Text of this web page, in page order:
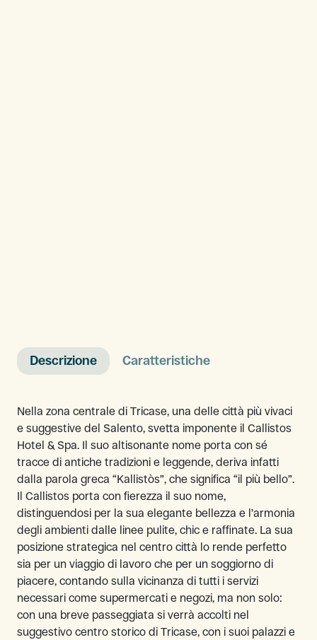
Descrizione Caratteristiche
Nella zona centrale di Tricase, una delle città più vivaci
e suggestive del Salento, svetta imponente il Callistos
Hotel & Spa. Il suo altisonante nome porta con sé
tracce di antiche tradizioni e leggende, deriva infatti
dalla parola greca “Kallistòs”, che significa “il più bello”.
Il Callistos porta con fierezza il suo nome,
distinguendosi per la sua elegante bellezza e l’armonia
degli ambienti dalle linee pulite, chic e raffinate. La sua
posizione strategica nel centro città lo rende perfetto
sia per un viaggio di lavoro che per un soggiorno di
piacere, contando sulla vicinanza di tutti i servizi
necessari come supermercati e negozi, ma non solo:
con una breve passeggiata si verrà accolti nel
suggestivo centro storico di Tricase, con i suoi palazzi e